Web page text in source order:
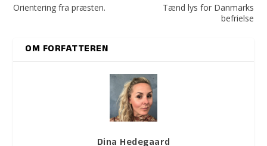
Orientering fra præsten.
Tænd lys for Danmarks
befrielse
OM FORFATTEREN